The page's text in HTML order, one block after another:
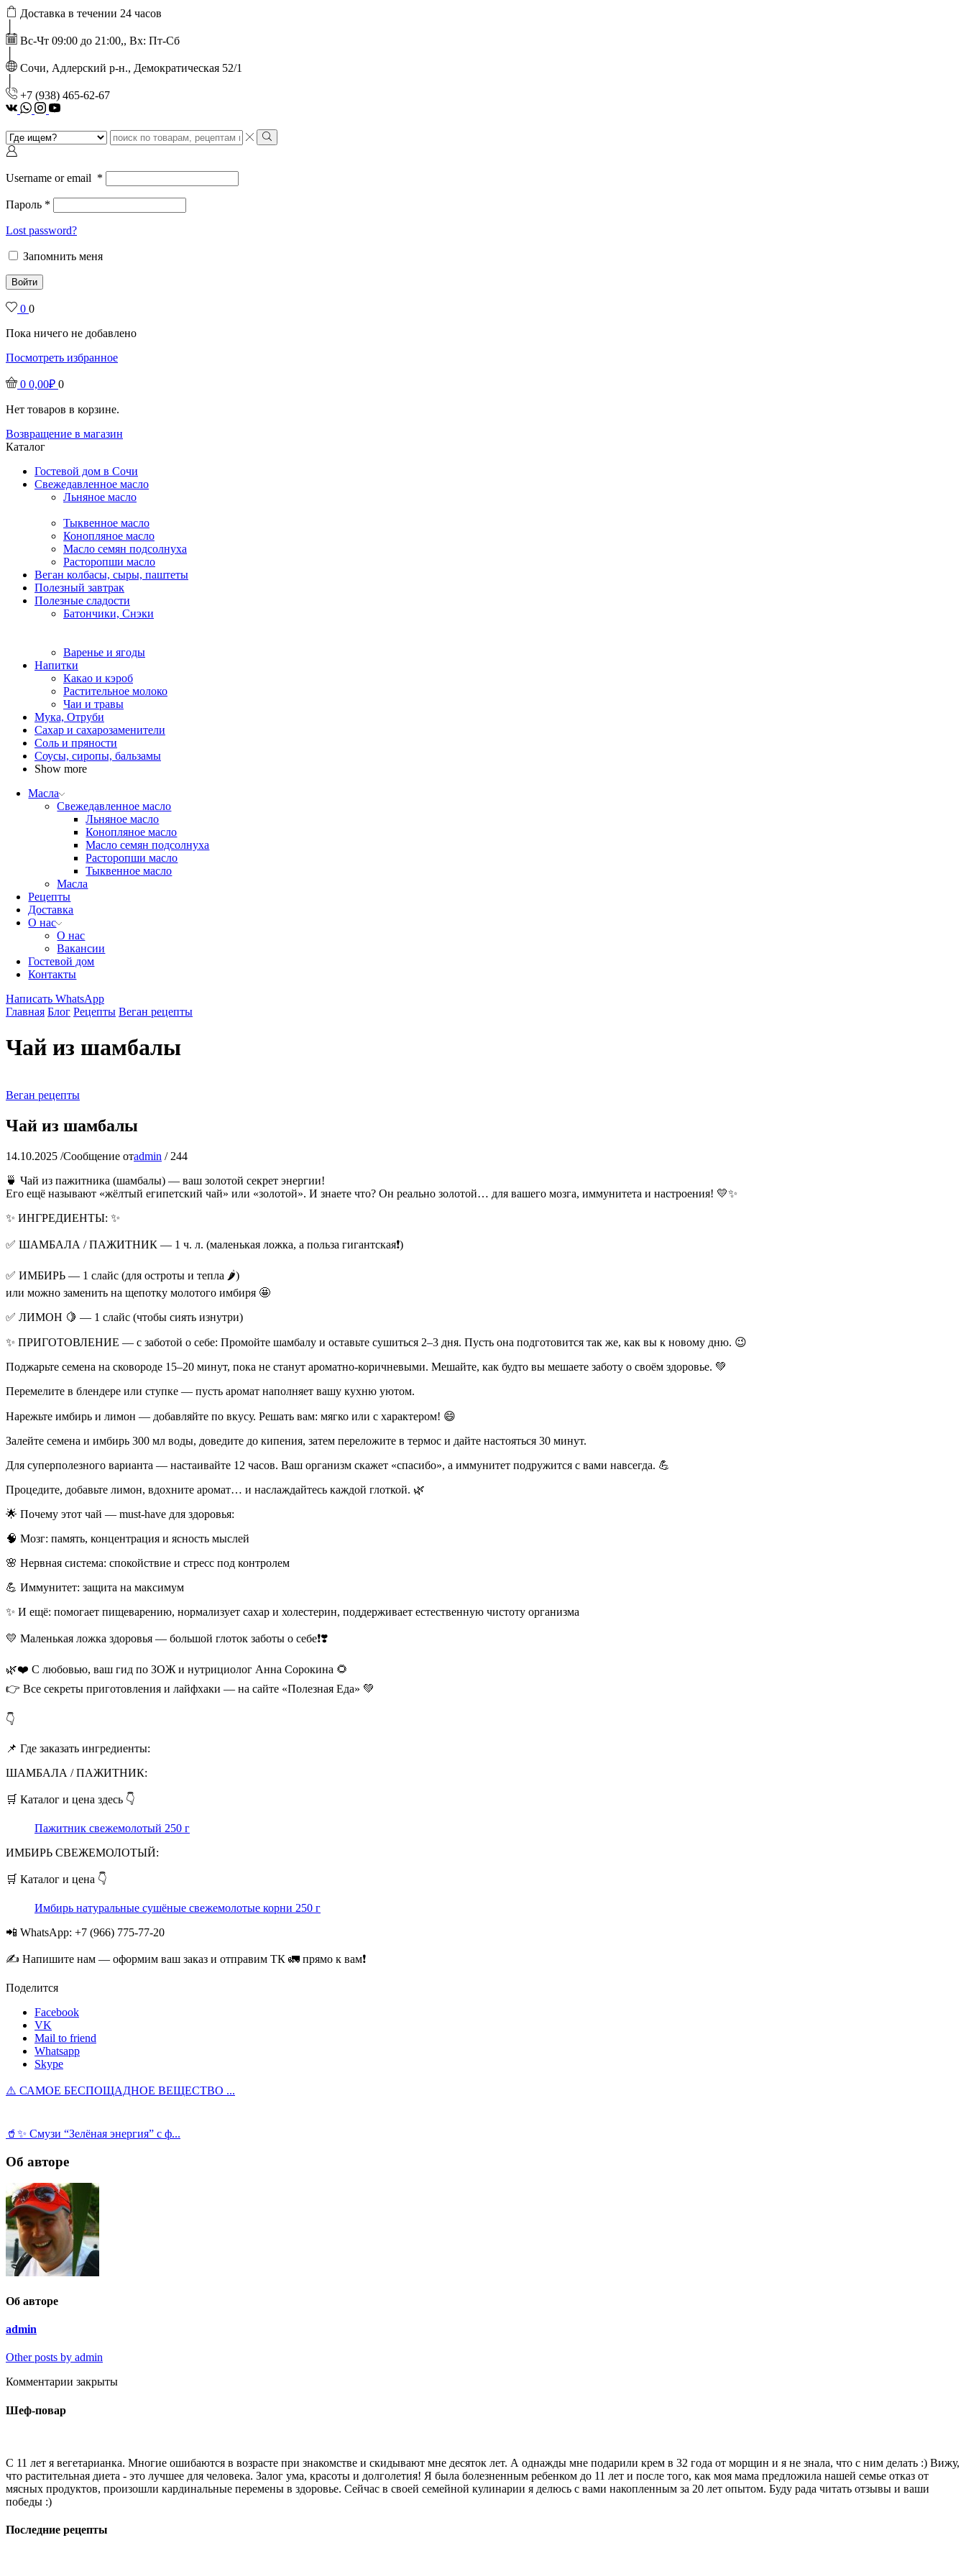
Доставка в течении 24 часов
Вс-Чт 09:00 до 21:00,, Вх: Пт-Сб
Сочи, Адлерский р-н., Демократическая 52/1
‭+7 (938) 465-62-67‬
vk Whatsapp
Instagram
Youtube
Search
input
Search
Username or email *
Пароль *
Lost password?
Запомнить меня
Войти
0 0
Пока ничего не добавлено
Посмотреть избранное
0 0,00₽ 0
Нет товаров в корзине.
Возвращение в магазин
Каталог
Гостевой дом в Сочи
Свежедавленное масло
Льняное масло
Тыквенное масло
Конопляное масло
Масло семян подсолнуха
Расторопши масло
Веган колбасы, сыры, паштеты
Полезный завтрак
Полезные сладости
Батончики, Снэки
Варенье и ягоды
Напитки
Какао и кэроб
Растительное молоко
Чаи и травы
Мука, Отруби
Сахар и сахарозаменители
Соль и пряности
Соусы, сиропы, бальзамы
Show more
Масла
Свежедавленное масло
Льняное масло
Конопляное масло
Масло семян подсолнуха
Расторопши масло
Тыквенное масло
Масла
Рецепты
Доставка
О нас
О нас
Вакансии
Гостевой дом
Контакты
Написать WhatsApp
Главная Блог Рецепты Веган рецепты
Чай из шамбалы
Веган рецепты
Чай из шамбалы
14.10.2025 /Сообщение отadmin / 244
🍵 Чай из пажитника (шамбалы) — ваш золотой секрет энергии!
Его ещё называют «жёлтый египетский чай» или «золотой». И знаете что? Он реально золотой… для вашего мозга, иммунитета и настроения! 💛✨
✨ ИНГРЕДИЕНТЫ: ✨
✅ ШАМБАЛА / ПАЖИТНИК — 1 ч. л. (маленькая ложка, а польза гигантская❗)
✅ ИМБИРЬ — 1 слайс (для остроты и тепла 🌶️)
или можно заменить на щепотку молотого имбиря 🤩
✅ ЛИМОН 🍋 — 1 слайс (чтобы сиять изнутри)
✨ ПРИГОТОВЛЕНИЕ — с заботой о себе: Промойте шамбалу и оставьте сушиться 2–3 дня. Пусть она подготовится так же, как вы к новому дню. 😉
Поджарьте семена на сковороде 15–20 минут, пока не станут ароматно-коричневыми. Мешайте, как будто вы мешаете заботу о своём здоровье. 💚
Перемелите в блендере или ступке — пусть аромат наполняет вашу кухню уютом.
Нарежьте имбирь и лимон — добавляйте по вкусу. Решать вам: мягко или с характером! 😄
Залейте семена и имбирь 300 мл воды, доведите до кипения, затем переложите в термос и дайте настояться 30 минут.
Для суперполезного варианта — настаивайте 12 часов. Ваш организм скажет «спасибо», а иммунитет подружится с вами навсегда. 💪
Процедите, добавьте лимон, вдохните аромат… и наслаждайтесь каждой глоткой. 🌿
🌟 Почему этот чай — must-have для здоровья:
🧠 Мозг: память, концентрация и ясность мыслей
🌸 Нервная система: спокойствие и стресс под контролем
💪 Иммунитет: защита на максимум
✨ И ещё: помогает пищеварению, нормализует сахар и холестерин, поддерживает естественную чистоту организма
💛 Маленькая ложка здоровья — большой глоток заботы о себе❗❣️
🌿❤️ С любовью, ваш гид по ЗОЖ и нутрициолог Анна Сорокина 🌻
👉 Все секреты приготовления и лайфхаки — на сайте «Полезная Еда» 💚
👇
📌 Где заказать ингредиенты:
ШАМБАЛА / ПАЖИТНИК:
🛒 Каталог и цена здесь 👇
Пажитник свежемолотый 250 г
ИМБИРЬ СВЕЖЕМОЛОТЫЙ:
🛒 Каталог и цена 👇
Имбирь натуральные сушёные свежемолотые корни 250 г
📲 WhatsApp: +7 (966) 775-77-20
✍️ Напишите нам — оформим ваш заказ и отправим ТК 🚛 прямо к вам❗
Поделится
Facebook
VK
Mail to friend
Whatsapp
Skype
⚠️ САМОЕ БЕСПОЩАДНОЕ ВЕЩЕСТВО ...
🥤✨ Смузи “Зелёная энергия” с ф...
Об авторе
Об авторе
admin
Other posts by admin
Комментарии закрыты
Шеф-повар
С 11 лет я вегетарианка. Многие ошибаются в возрасте при знакомстве и скидывают мне десяток лет. А однажды мне подарили крем в 32 года от морщин и я не знала, что с ним делать :) Вижу,
что растительная диета - это лучшее для человека. Залог ума, красоты и долголетия! Я была болезненным ребенком до 11 лет и после того, как моя мама предложила нашей семье отказ от
мясных продуктов, произошли кардинальные перемены в здоровье. Сейчас в своей семейной кулинарии я делюсь с вами накопленным за 20 лет опытом. Буду рада читать отзывы и ваши
победы :)
Последние рецепты